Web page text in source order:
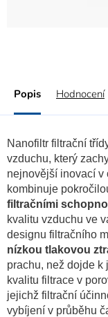
Popis Hodnocení
Nanofiltr filtrační
vzduchu, který
nejnovější inovací v
kombinuje
filtračními
kvalitu vzduchu ve
designu filtračního
nízkou tlakovou
prachu, než dojde
kvalitu filtrace v
jejichž filtrační
vybíjení v průběhu